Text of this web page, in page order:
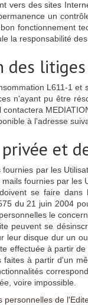
vers des sites
un
fonctionnement
la responsabilité
L611-1
n'ayant pu être
à l'adresse
et
par les
fournies par
se faire
du 21 juin 2004
le
peuvent se
leur disque dur un
effectuée à partir
à partir d'un
voire impossible.
personnelles de